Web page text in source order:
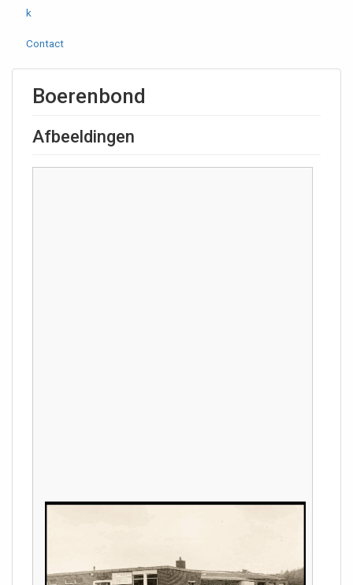
k
Contact
Boerenbond
Afbeeldingen